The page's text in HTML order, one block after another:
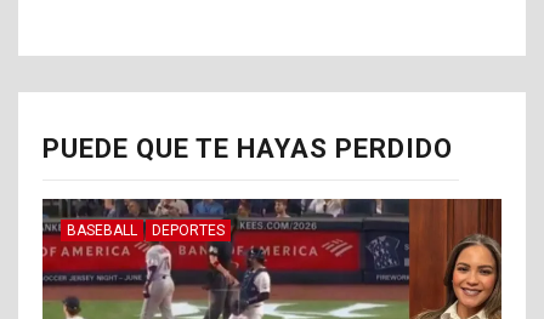
PUEDE QUE TE HAYAS PERDIDO
BASEBALL DEPORTES